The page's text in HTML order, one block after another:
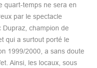
quart-temps ne sera en
par le spectacle
champion de
qui a surtout porté le
1999/2000, a sans doute
Ainsi, les locaux, sous